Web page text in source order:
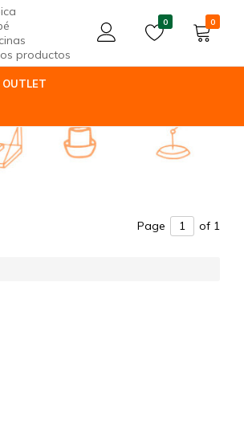
productos
0 0
OUTLET
Page of 1